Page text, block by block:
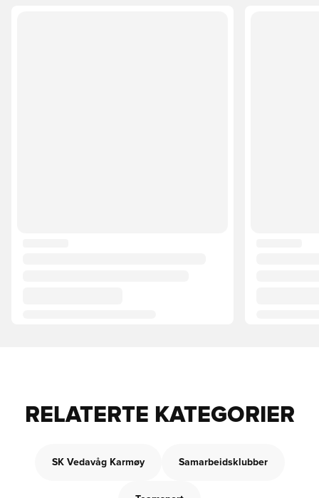
RELATERTE KATEGORIER
SK Vedavåg Karmøy Samarbeidsklubber